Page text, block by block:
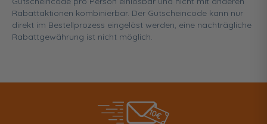
Rabattaktionen kombinierbar. Der Gutscheincode kann nur
direkt im Bestellprozess eingelöst werden, eine nachträgliche
Rabattgewährung ist nicht möglich.